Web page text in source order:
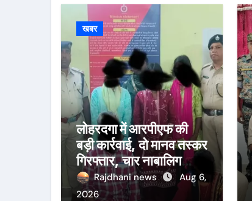
खबर
लोहरदगा में आरपीएफ की
बड़ी कार्रवाई, दो मानव तस्कर
गिरफ्तार, चार नाबालिग
बालिकाओं को बचाया
Rajdhani news
Aug 6,
2026